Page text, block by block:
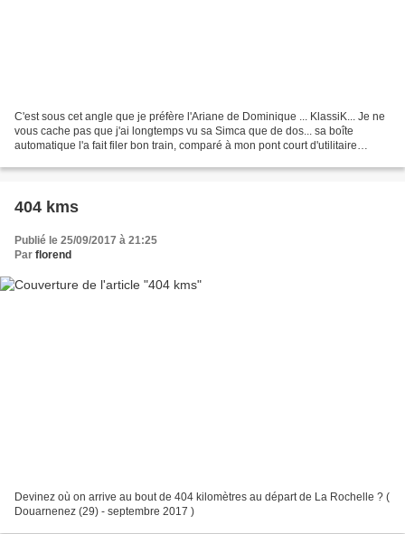
C'est sous cet angle que je préfère l'Ariane de Dominique ... KlassiK... Je ne
vous cache pas que j'ai longtemps vu sa Simca que de dos... sa boîte
automatique l'a fait filer bon train, comparé à mon pont court d'utilitaire
404 kms
Publié le 25/09/2017 à 21:25
Par florend
Devinez où on arrive au bout de 404 kilomètres au départ de La Rochelle ? (
Douarnenez (29) - septembre 2017 )